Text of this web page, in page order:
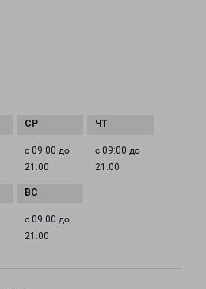
с 09:00 до
21:00
с 09:00 до
21:00
с 09:00 до
21:00